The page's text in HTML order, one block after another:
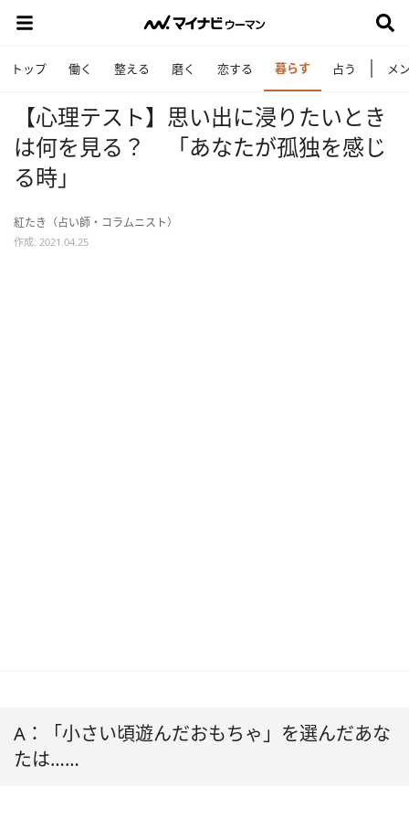
トップ 働く 整える 磨く 恋する 暮らす 占う メ
【心理テスト】思い出に浸りたいとき
は何を見る？ 「あなたが孤独を感じ
る時」
紅たき（占い師・コラムニスト）
作成: 2021.04.25
A：「小さい頃遊んだおもちゃ」を選んだあな
たは……